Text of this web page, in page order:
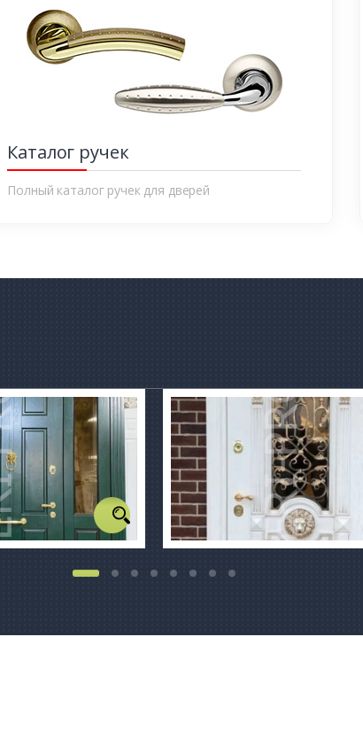
Каталог ручек
Полный каталог ручек для дверей